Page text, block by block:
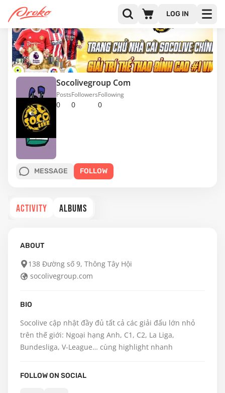
LOG IN
Socolivegroup Com
0
Posts
0
Followers
0
Following
MESSAGE FOLLOW
ACTIVITY ALBUMS
ABOUT
138 Đường số 9, Thông Tây Hội
socolivegroup.com
BIO
Socolive cập nhật đầy đủ tất cả các giải đấu lớn nhỏ
trên thế giới: Ngoại hạng Anh, C1, C2, La Liga,
Bundesliga, V-League… cùng highlight nhanh
FOLLOW ON SOCIAL